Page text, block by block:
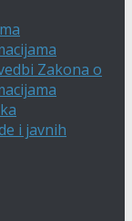
Zakona o
i javnih